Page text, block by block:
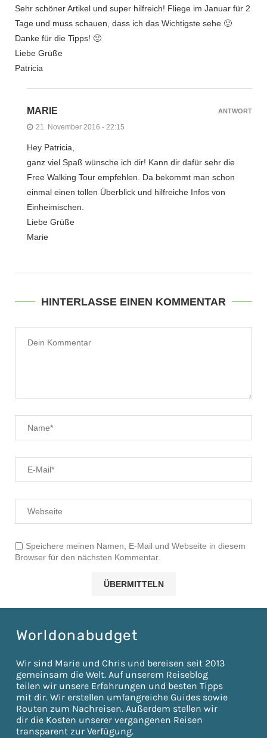
Sehr schöner Artikel und super hilfreich! Fliege im Januar für 2
Tage und muss schauen, dass ich das Wichtigste sehe 🙂
Danke für die Tipps! 🙂
Liebe Grüße
Patricia
MARIE
21. November 2016 - 22:15
Hey Patricia,
ganz viel Spaß wünsche ich dir! Kann dir dafür sehr die
Free Walking Tour empfehlen. Da bekommt man schon
einmal einen tollen Überblick und hilfreiche Infos von
Einheimischen.
Liebe Grüße
Marie
ANTWORT
HINTERLASSE EINEN KOMMENTAR
Speichere meinen Namen, E-Mail und Webseite in diesem
Browser für den nächsten Kommentar.
Worldonabudget
Wir sind Marie und Chris und bereisen seit 2013
gemeinsam die Welt. Auf unserem Reiseblog
teilen wir unsere Erfahrungen und besten Tipps
mit dir. Wir erstellen umfangreiche Guides sowie
Routen zum Nachreisen. Außerdem stellen wir
dir die Kosten unserer vergangenen Reisen
transparent zur Verfügung.